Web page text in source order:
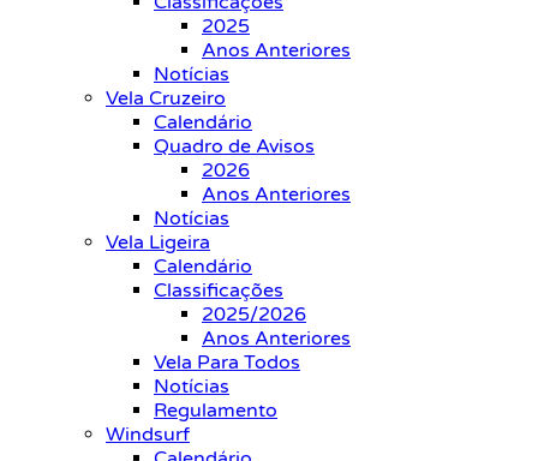
2025
Anos Anteriores
Notícias
Vela Cruzeiro
Calendário
Quadro de Avisos
2026
Anos Anteriores
Notícias
Vela Ligeira
Calendário
Classificações
2025/2026
Anos Anteriores
Vela Para Todos
Notícias
Regulamento
Windsurf